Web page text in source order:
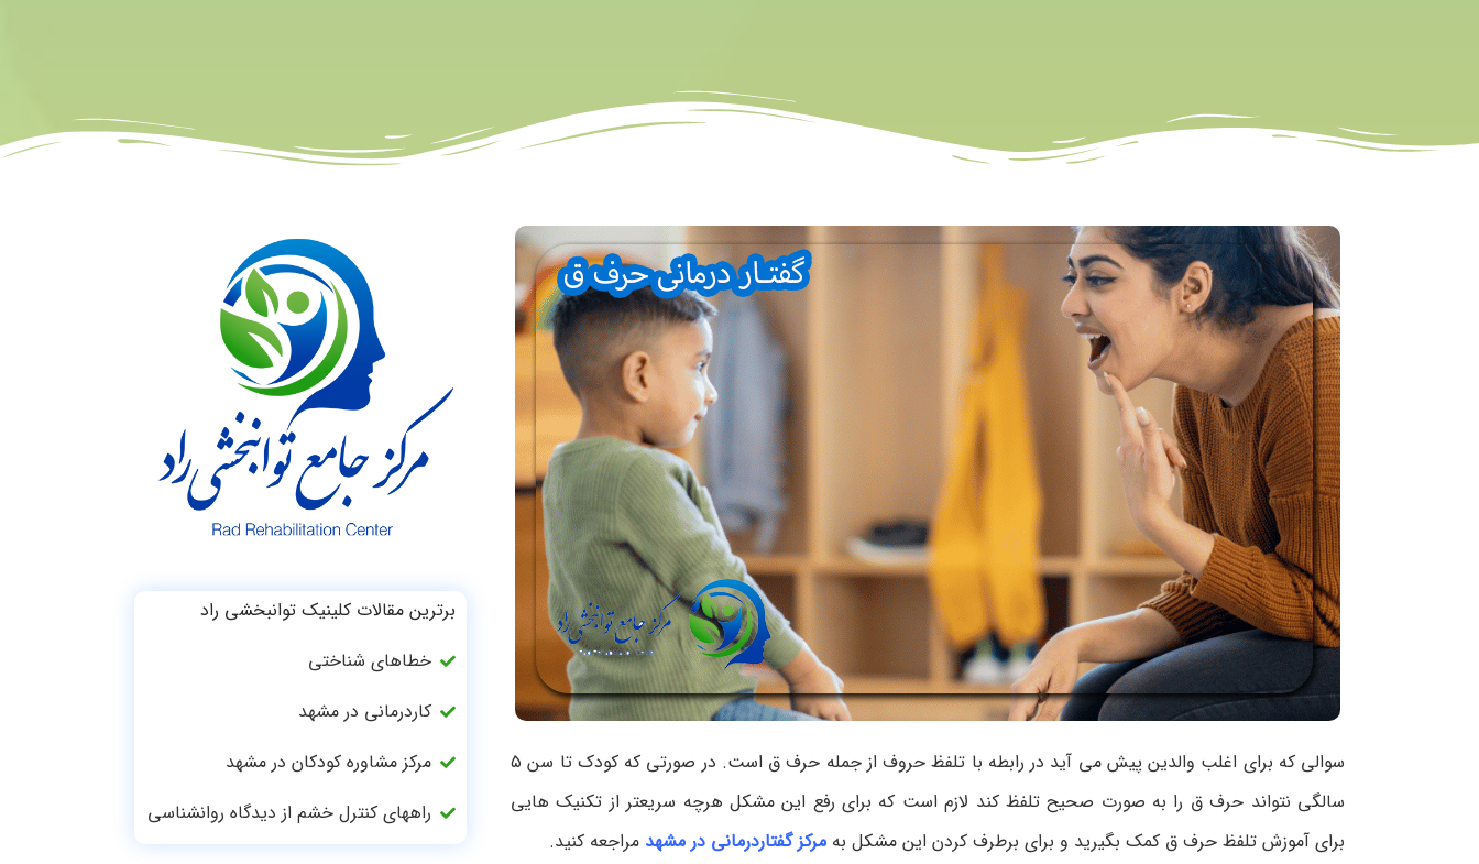
سوالی که برای اغلب والدین پیش می آید در رابطه با تلفظ حروف از جمله حرف ق است. در صورتی که کودک تا سن ۵
سالگی نتواند حرف ق را به صورت صحیح تلفظ کند لازم است که برای رفع این مشکل هرچه سریعتر از تکنیک هایی
برای آموزش تلفظ حرف ق کمک بگیرید و برای برطرف کردن این مشکل به مرکز گفتاردرمانی در مشهد مراجعه کنید.
برترین مقالات کلینیک توانبخشی راد
خطاهای شناختی
کاردرمانی در مشهد
مرکز مشاوره کودکان در مشهد
راههای کنترل خشم از دیدگاه روانشناسی